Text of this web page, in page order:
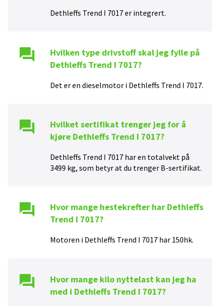
Dethleffs Trend I 7017er integrert.
Hvilken type drivstoff skal jeg fylle på
Dethleffs Trend I 7017?
Det er en dieselmotor i Dethleffs Trend I 7017.
Hvilket sertifikat trenger jeg for å
kjøre Dethleffs Trend I 7017?
Dethleffs Trend I 7017 har en totalvekt på
3499 kg, som betyr at du trenger B-sertifikat.
Hvor mange hestekrefter har Dethleffs
Trend I 7017?
Motoren i Dethleffs Trend I 7017 har 150hk.
Hvor mange kilo nyttelast kan jeg ha
med i Dethleffs Trend I 7017?